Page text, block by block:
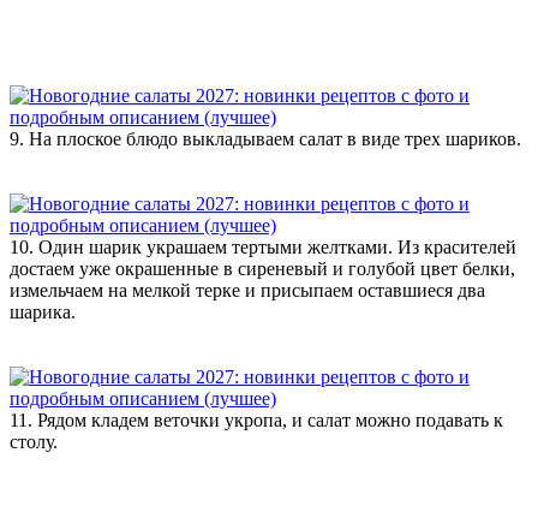
9. На плоское блюдо выкладываем салат в виде трех шариков.
10. Один шарик украшаем тертыми желтками. Из красителей
достаем уже окрашенные в сиреневый и голубой цвет белки,
измельчаем на мелкой терке и присыпаем оставшиеся два
шарика.
11. Рядом кладем веточки укропа, и салат можно подавать к
столу.